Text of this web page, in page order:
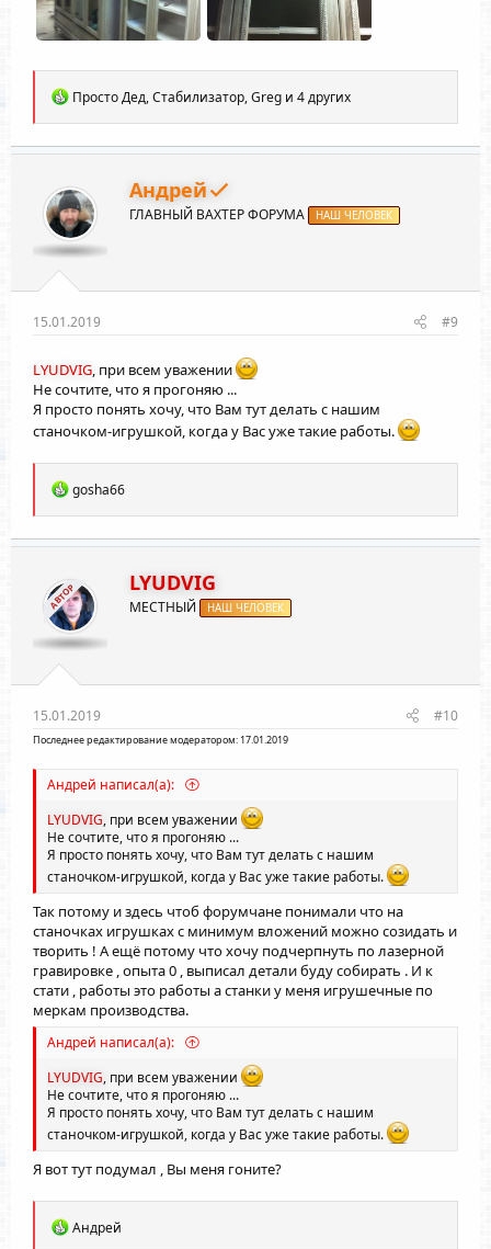
Р
а
к
и
и
:
Просто Дед,Стабилизатор,Greg и 4 других
Андрей
ГЛАВНЫЙ ВАХТЕР ФОРУМА НАШ ЧЕЛОВЕК
15.01.2019 #9
LYUDVIG, при всем уважении
Не сочтите, что я прогоняю ...
Я просто понять хочу, что Вам тут делать с нашим
станочком-игрушкой, когда у Вас уже такие работы.
Р
а
к
и
и
:
gosha66
АВТОР LYUDVIG
МЕСТНЫЙ НАШ ЧЕЛОВЕК
15.01.2019 #10
Последнее редактирование модератором: 17.01.2019
Андрей написал(а):
LYUDVIG, при всем уважении
Не сочтите, что я прогоняю ...
Я просто понять хочу, что Вам тут делать с нашим
станочком-игрушкой, когда у Вас уже такие работы.
Так потому и здесь чтоб форумчане понимали что на
станочках игрушках с минимум вложений можно созидать и
творить ! А ещё потому что хочу подчерпнуть по лазерной
гравировке , опыта 0 , выписал детали буду собирать . И к
стати , работы это работы а станки у меня игрушечные по
меркам производства.
Андрей написал(а):
LYUDVIG, при всем уважении
Не сочтите, что я прогоняю ...
Я просто понять хочу, что Вам тут делать с нашим
станочком-игрушкой, когда у Вас уже такие работы.
Я вот тут подумал , Вы меня гоните?
РАндрей